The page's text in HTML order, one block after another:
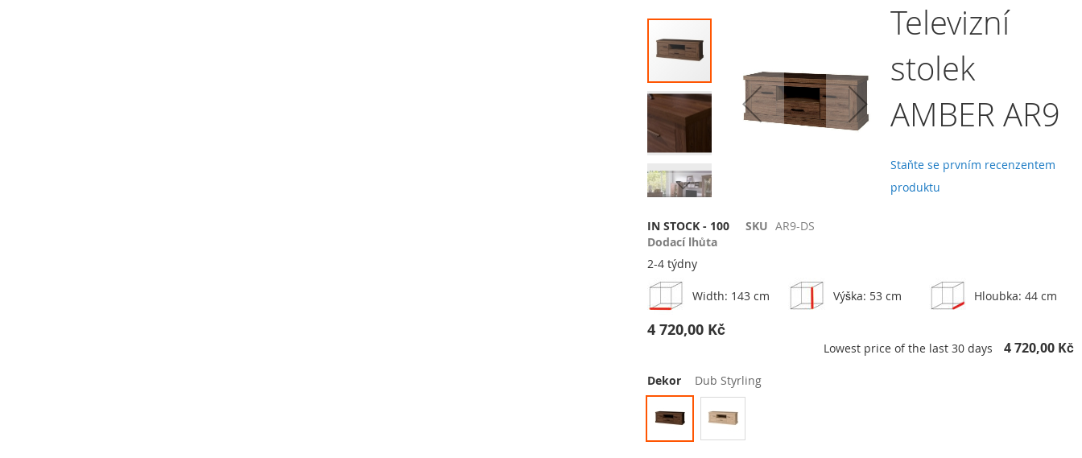
Přeskočit
konec
galerie
s
obrázky
na
začátek
s
obrázky
Televizní
stolek
AMBER AR9
Staňte se prvním recenzentem
produktu
IN STOCK - 100 SKU AR9-DS
Dodací lhůta
2-4 týdny
Width: 143 cm Výška: 53 cm Hloubka: 44 cm
4 720,00 Kč
Lowest price of the last 30 days 4 720,00 Kč
Dekor Dub Styrling